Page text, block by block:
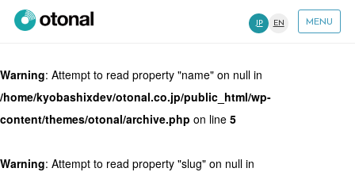
JP EN MENU
Warning: Attempt to read property "name" on null in
/home/kyobashixdev/otonal.co.jp/public_html/wp-
content/themes/otonal/archive.php on line 5
Warning: Attempt to read property "slug" on null in